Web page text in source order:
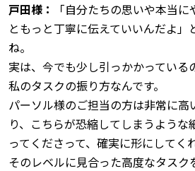
戸田様：
「自分たちの思いや本当
ともっと丁寧に伝えていいんだよ」
ね。
実は、今でも少し引っかかっている
私のタスクの振り方なんです。
パーソル様のご担当の方は非常に高
り、こちらが恐縮してしまうような
ってくださって、確実に形にしてく
そのレベルに見合った高度なタス